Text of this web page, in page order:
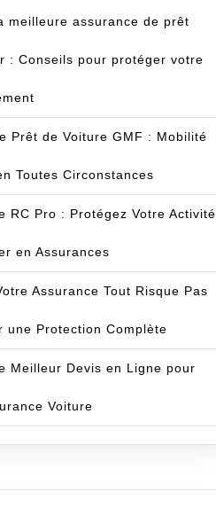
meilleure assurance de prêt
: Conseils pour protéger votre
Prêt de Voiture GMF : Mobilité
Toutes Circonstances
RC Pro : Protégez Votre Activité
en Assurances
Assurance Tout Risque Pas
une Protection Complète
Meilleur Devis en Ligne pour
Voiture